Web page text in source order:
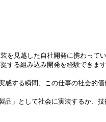
を見越した自社開発に携わってい
する組み込み開発を経験できます
する瞬間、この仕事の社会的価
」として社会に実装するか、技